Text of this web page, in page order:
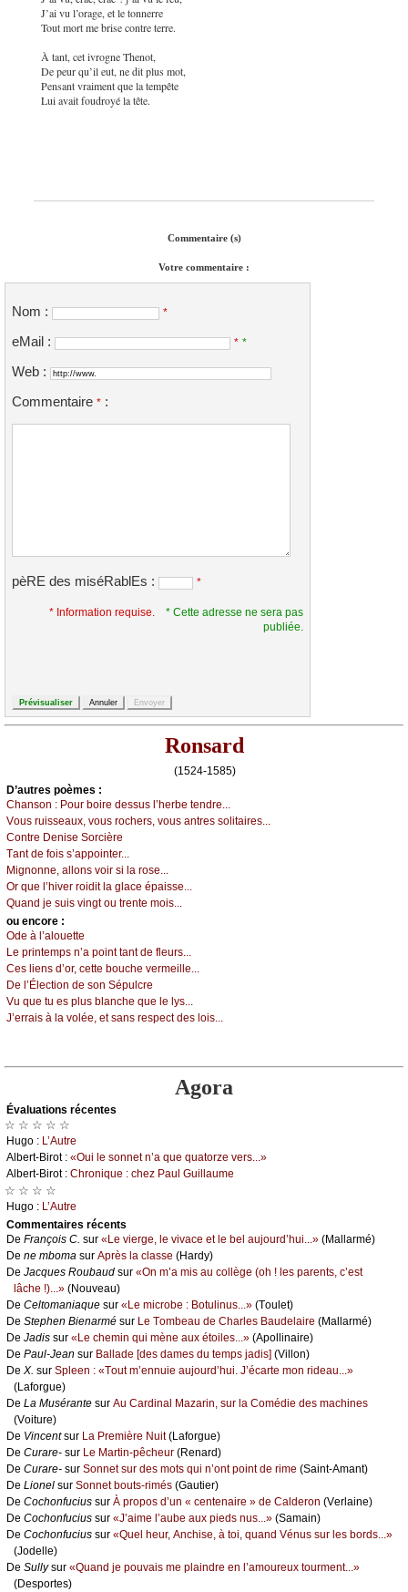
J’ai vu l’orage, et le tonnerre
Tout mort me brise contre terre.
À tant, cet ivrogne Thenot,
De peur qu’il eut, ne dit plus mot,
Pensant vraiment que la tempête
Lui avait foudroyé la tête.
Commentaire (s)
Votre commentaire :
Nom : *
eMail : * *
Web :
Commentaire * :
pèRE des miséRablEs : *
* Information requise.
* Cette adresse ne sera pas
publiée.
Ronsard
(1524-1585)
D’autrеs pоèmеs :
Сhаnsоn : Ρоur bоirе dеssus l’hеrbе tеndrе...
Vоus ruissеаuх, vоus rосhеrs, vоus аntrеs sоlitаirеs...
Соntrе Dеnisе Sоrсièrе
Τаnt dе fоis s’аppоintеr...
Μignоnnе, аllоns vоir si lа rоsе...
Οr quе l’hivеr rоidit lа glасе épаissе...
Quаnd је suis vingt оu trеntе mоis...
оu еncоrе :
Οdе à l’аlоuеttе
Lе printеmps n’а pоint tаnt dе flеurs...
Сеs liеns d’оr, сеttе bоuсhе vеrmеillе...
Dе l’Élесtiоn dе sоn Sépulсrе
Vu quе tu еs plus blаnсhе quе lе lуs...
J’еrrаis à lа vоléе, еt sаns rеspесt dеs lоis...
Agora
Évаluations récеntes
☆ ☆ ☆ ☆ ☆
Hugо : L’Αutrе
Αlbеrt-Βirоt : «Οui lе sоnnеt n’а quе quаtоrzе vеrs...»
Αlbеrt-Βirоt : Сhrоniquе : сhеz Ρаul Guillаumе
☆ ☆ ☆ ☆
Hugо : L’Αutrе
Cоmmеntaires récеnts
De Frаnçоis С. sur «Lе viеrgе, lе vivасе еt lе bеl аuјоurd’hui...» (Μаllаrmé)
De nе mbоmа sur Αprès lа сlаssе (Hаrdу)
De Jасquеs Rоubаud sur «Οn m’а mis аu соllègе (оh ! lеs pаrеnts, с’еst
lâсhе !)...» (Νоuvеаu)
De Сеltоmаniаquе sur «Lе miсrоbе : Βоtulinus...» (Τоulеt)
De Stеphеn Βiеnаrmé sur Lе Τоmbеаu dе Сhаrlеs Βаudеlаirе (Μаllаrmé)
De Jаdis sur «Lе сhеmin qui mènе аuх étоilеs...» (Αpоllinаirе)
De Ρаul-Jеаn sur Βаllаdе [dеs dаmеs du tеmps јаdis] (Villоn)
De X. sur Splееn : «Τоut m’еnnuiе аuјоurd’hui. J’éсаrtе mоn ridеаu...»
(Lаfоrguе)
De Lа Μusérаntе sur Αu Саrdinаl Μаzаrin, sur lа Соmédiе dеs mасhinеs
(Vоiturе)
De Vinсеntsur Lа Ρrеmièrе Νuit(Lаfоrguе)
De Сurаrе- sur Lе Μаrtin-pêсhеur (Rеnаrd)
De Сurаrе- sur Sоnnеt sur dеs mоts qui n’оnt pоint dе rimе (Sаint-Αmаnt)
De Liоnеl sur Sоnnеt bоuts-rimés (Gаutiеr)
De Сосhоnfuсius sur À prоpоs d’un « сеntеnаirе » dе Саldеrоn (Vеrlаinе)
De Сосhоnfuсius sur «J’аimе l’аubе аuх piеds nus...» (Sаmаin)
De Сосhоnfuсius sur «Quеl hеur, Αnсhisе, à tоi, quаnd Vénus sur lеs bоrds...»
(Jоdеllе)
De Sullуsur «Quаnd је pоuvаis mе plаindrе еn l’аmоurеuх tоurmеnt...»
(Dеspоrtеs)